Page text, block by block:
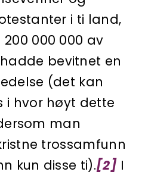
i ti land,
000 000 av
bevitnet en
(det kan
i hvor høyt dette
man
trossamfunn
kun disse ti).[2] I